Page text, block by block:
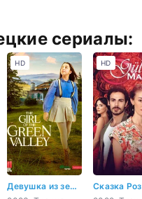
сериалы:
Девушка из зеленой долины 12 серия
HD
Сказка Роз
HD